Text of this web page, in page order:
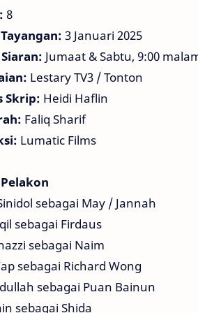
8
3 Januari 2025
Jumaat & Sabtu, 9:00
Lestary TV3 / Tonton
Skrip: Heidi Haflin
Faliq Sharif
Lumatic Films
sebagai May / Jannah
sebagai Firdaus
sebagai Naim
sebagai Richard Wong
sebagai Puan Bainun
sebagai Shida